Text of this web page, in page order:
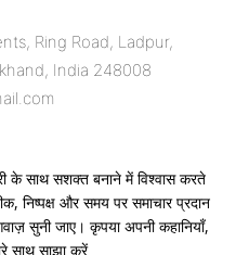
Ring Road, Ladpur,
India 248008
के साथ सशक्त बनाने में विश्वास करते
निष्पक्ष और समय पर समाचार प्रदान
सुनी जाए। कृपया अपनी कहानियाँ,
साथ साझा करें